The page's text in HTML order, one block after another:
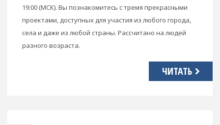
19:00 (МСК). Вы познакомитесь с тремя прекрасными
проектами, доступных для участия из любого города,
села и даже из любой страны. Рассчитано на людей
разного возраста.
ЧИТАТЬ